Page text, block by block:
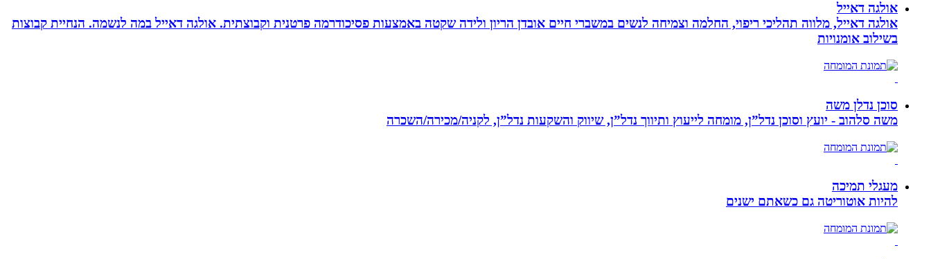
אולגה דאייל
אולגה דאייל, מלווה תהליכי ריפוי, החלמה וצמיחה לנשים במשברי חיים אובדן הריון ולידה שקטה באמצעות פסיכודרמה פרטנית וקבוצתית. אולגה דאייל במה לנשמה. ‏הנחיית קבוצות
בשילוב אומנויות‏
סוכן נדלן משה
משה סלהוב - יועץ וסוכן נדל”ן, מומחה לייעוץ ותיווך נדל”ן, שיווק והשקעות נדל”ן, לקניה/מכירה/השכרה
מעגלי תמיכה
להיות אוטוריטה גם כשאתם ישנים